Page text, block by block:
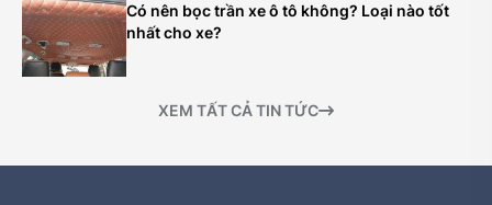
Có nên bọc trần xe ô tô không? Loại nào tốt
nhất cho xe?
XEM TẤT CẢ TIN TỨC